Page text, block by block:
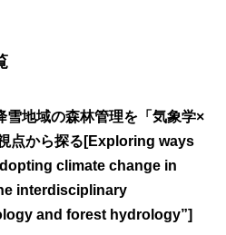
雪地域の森林管理を「気象学×
点から探る[Exploring ways
climate change in
interdisciplinary
and forest hydrology”]